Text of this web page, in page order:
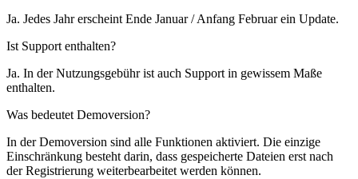
Ja. Jedes Jahr erscheint Ende Januar / Anfang Februar ein Update.
Ist Support enthalten?
Ja. In der Nutzungsgebühr ist auch Support in gewissem Maße
enthalten.
Was bedeutet Demoversion?
In der Demoversion sind alle Funktionen aktiviert. Die einzige
Einschränkung besteht darin, dass gespeicherte Dateien erst nach
der Registrierung weiterbearbeitet werden können.